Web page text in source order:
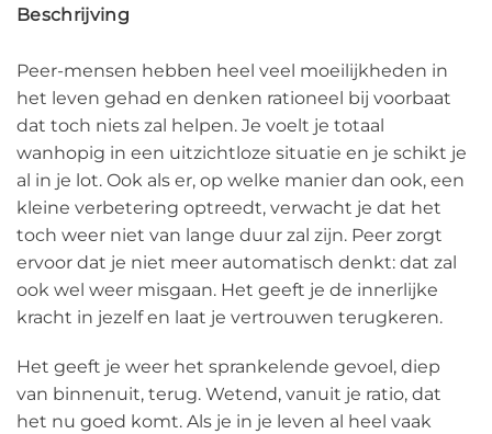
Beschrijving
Peer-mensen hebben heel veel moeilijkheden in
het leven gehad en denken rationeel bij voorbaat
dat toch niets zal helpen. Je voelt je totaal
wanhopig in een uitzichtloze situatie en je schikt je
al in je lot. Ook als er, op welke manier dan ook, een
kleine verbetering optreedt, verwacht je dat het
toch weer niet van lange duur zal zijn. Peer zorgt
ervoor dat je niet meer automatisch denkt: dat zal
ook wel weer misgaan. Het geeft je de innerlijke
kracht in jezelf en laat je vertrouwen terugkeren.
Het geeft je weer het sprankelende gevoel, diep
van binnenuit, terug. Wetend, vanuit je ratio, dat
het nu goed komt. Als je in je leven al heel vaak